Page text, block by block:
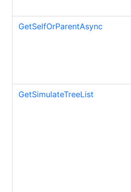
GetSelfOrParentAsync
GetSimulateTreeList